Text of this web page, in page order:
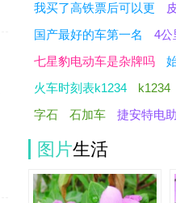
我买了高铁票后可以更
国产最好的车第一名
4公
七星豹电动车是杂牌吗
火车时刻表k1234
k1234
字石
石加车 捷安特电
图片生活